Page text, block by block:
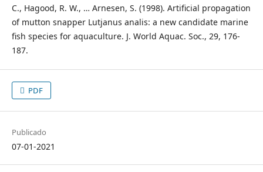
C., Hagood, R. W., … Arnesen, S. (1998). Artificial propagation
of mutton snapper Lutjanus analis: a new candidate marine
fish species for aquaculture. J. World Aquac. Soc., 29, 176-
187.
PDF
Publicado
07-01-2021